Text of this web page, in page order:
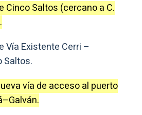
Cinco Saltos (cercano a C.
Vía Existente Cerri –
Saltos.
vía de acceso al puerto